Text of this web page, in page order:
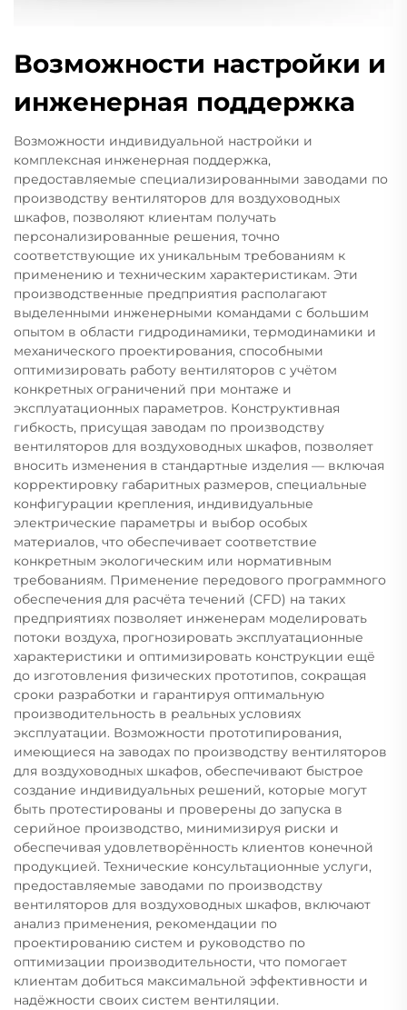
Возможности настройки и
инженерная поддержка
Возможности индивидуальной настройки и
комплексная инженерная поддержка,
предоставляемые специализированными заводами по
производству вентиляторов для воздуховодных
шкафов, позволяют клиентам получать
персонализированные решения, точно
соответствующие их уникальным требованиям к
применению и техническим характеристикам. Эти
производственные предприятия располагают
выделенными инженерными командами с большим
опытом в области гидродинамики, термодинамики и
механического проектирования, способными
оптимизировать работу вентиляторов с учётом
конкретных ограничений при монтаже и
эксплуатационных параметров. Конструктивная
гибкость, присущая заводам по производству
вентиляторов для воздуховодных шкафов, позволяет
вносить изменения в стандартные изделия — включая
корректировку габаритных размеров, специальные
конфигурации крепления, индивидуальные
электрические параметры и выбор особых
материалов, что обеспечивает соответствие
конкретным экологическим или нормативным
требованиям. Применение передового программного
обеспечения для расчёта течений (CFD) на таких
предприятиях позволяет инженерам моделировать
потоки воздуха, прогнозировать эксплуатационные
характеристики и оптимизировать конструкции ещё
до изготовления физических прототипов, сокращая
сроки разработки и гарантируя оптимальную
производительность в реальных условиях
эксплуатации. Возможности прототипирования,
имеющиеся на заводах по производству вентиляторов
для воздуховодных шкафов, обеспечивают быстрое
создание индивидуальных решений, которые могут
быть протестированы и проверены до запуска в
серийное производство, минимизируя риски и
обеспечивая удовлетворённость клиентов конечной
продукцией. Технические консультационные услуги,
предоставляемые заводами по производству
вентиляторов для воздуховодных шкафов, включают
анализ применения, рекомендации по
проектированию систем и руководство по
оптимизации производительности, что помогает
клиентам добиться максимальной эффективности и
надёжности своих систем вентиляции.